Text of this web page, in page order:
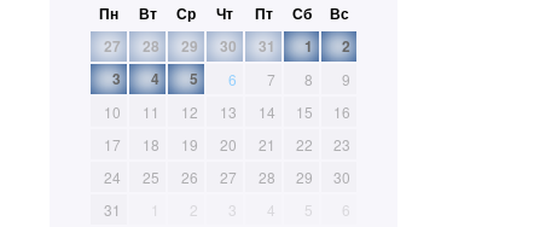
Пн Вт Ср Чт Пт Сб
Вс
27
28 29 30 31 1
2
3
4 5 6 7 8
9
10
11 12 13 14 15
16
17
18 19 20 21 22
23
24
25 26 27 28 29
30
31
1 2 3 4 5 6